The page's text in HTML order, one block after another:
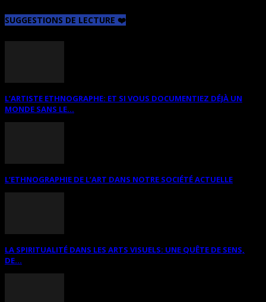
SUGGESTIONS DE LECTURE ❤️
L’ARTISTE ETHNOGRAPHE: ET SI VOUS DOCUMENTIEZ DÉJÀ UN
MONDE SANS LE...
L’ETHNOGRAPHIE DE L’ART DANS NOTRE SOCIÉTÉ ACTUELLE
LA SPIRITUALITÉ DANS LES ARTS VISUELS: UNE QUÊTE DE SENS,
DE...